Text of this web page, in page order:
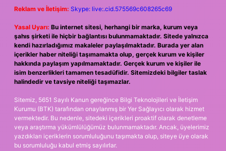
Reklam ve İletişim: Skype: live:.cid.575569c608265c69
Yasal Uyarı: Bu internet sitesi, herhangi bir marka, kurum veya
şahıs şirketi ile hiçbir bağlantısı bulunmamaktadır. Sitede yalnızca
kendi hazırladığımız makaleler paylaşılmaktadır. Burada yer alan
içerikler haber niteliği taşımamakta olup, gerçek kurum ve kişiler
hakkında paylaşım yapılmamaktadır. Gerçek kurum ve kişiler ile
isim benzerlikleri tamamen tesadüfidir. Sitemizdeki bilgiler taslak
halindedir ve tavsiye niteliği taşımazlar.
Sitemiz, 5651 Sayılı Kanun gereğince Bilgi Teknolojileri ve İletişim
Kurumu (BTK) tarafından onaylanmış bir Yer Sağlayıcı olarak hizmet
vermektedir. Bu nedenle, sitedeki içerikleri proaktif olarak denetleme
veya araştırma yükümlülüğümüz bulunmamaktadır. Ancak, üyelerimiz
yazdıkları içeriklerin sorumluluğunu taşımakta olup, siteye üye olarak
bu sorumluluğu kabul etmiş sayılırlar.